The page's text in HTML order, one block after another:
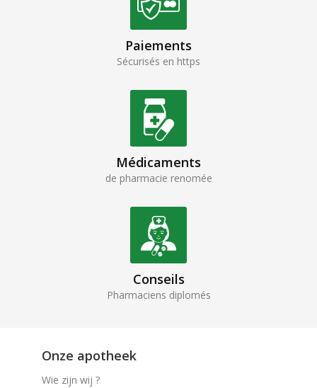
Paiements
Sécurisés en https
Médicaments
de pharmacie renomée
Conseils
Pharmaciens diplomés
Onze apotheek
Wie zijn wij ?